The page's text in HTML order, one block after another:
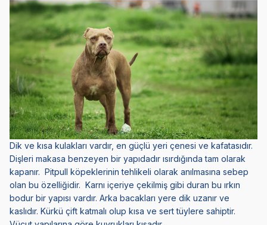
Dik ve kısa kulakları vardır, en güçlü yeri çenesi ve kafatasıdır.
Dişleri makasa benzeyen bir yapıdadır ısırdığında tam olarak
kapanır. Pitpull köpeklerinin tehlikeli olarak anılmasına sebep
olan bu özelliğidir. Karnı içeriye çekilmiş gibi duran bu ırkın
bodur bir yapısı vardır. Arka bacakları yere dik uzanır ve
kaslıdır. Kürkü çift katmalı olup kısa ve sert tüylere sahiptir.